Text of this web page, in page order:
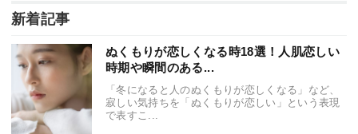
新着記事
ぬくもりが恋しくなる時18選！人肌恋しい
時期や瞬間のある...
「冬になると人のぬくもりが恋しくなる」など、
寂しい気持ちを「ぬくもりが恋しい」という表現
で表すこ...